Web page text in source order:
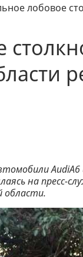
лобовое
на пресс-
области.